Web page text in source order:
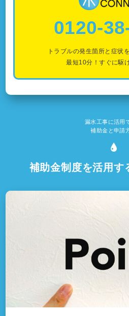
0120-
トラブルの発生箇所と症状
最短10分！すぐに駆
漏水工事に活用
補助金と申請
補助金制度を活用す